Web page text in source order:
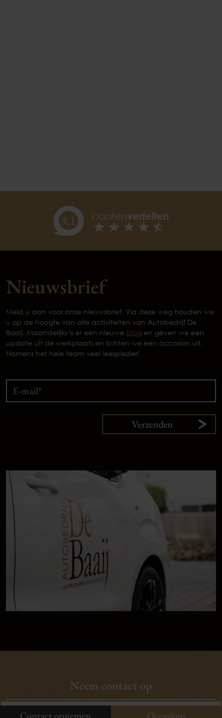
Contact opnemen
9,1 klantenvertellen
Nieuwsbrief
Meld u aan voor onze nieuwsbrief. Via deze weg houden we
u op de hoogte van alle activiteiten van Autobedrijf De
Baaij. Maandelijks is er een nieuwe blog en geven we een
update uit de werkplaats en lichten we een occasion uit.
Namens het hele team veel leesplezier!
Verzenden
Neem contact op
9,1
Plan uw onderhoud
Onze occasions